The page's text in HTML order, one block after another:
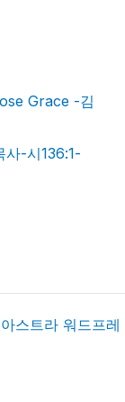
Grace -김
사-시136:1-
아스트라 워드프레